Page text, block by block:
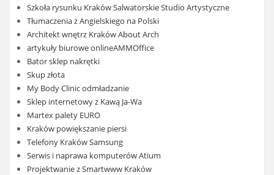
Szkoła rysunku Kraków Salwatorskie Studio Artystyczne
Tłumaczenia z Angielskiego na Polski
Architekt wnętrz Kraków About Arch
artykuły biurowe onlineAMMOffice
Bator sklep nakrętki
Skup złota
My Body Clinic odmładzanie
Sklep internetowy z Kawą Ja-Wa
Martex palety EURO
Kraków powiększanie piersi
Telefony Kraków Samsung
Serwis i naprawa komputerów Atium
Projektwanie z Smartwww Kraków